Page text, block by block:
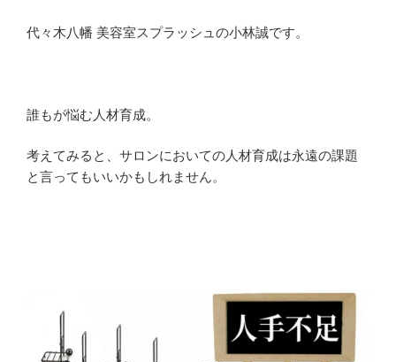
t
代々木八幡 美容室スプラッシュの小林誠です。
誰もが悩む人材育成。
考えてみると、サロンにおいての人材育成は永遠の課題
と言ってもいいかもしれません。